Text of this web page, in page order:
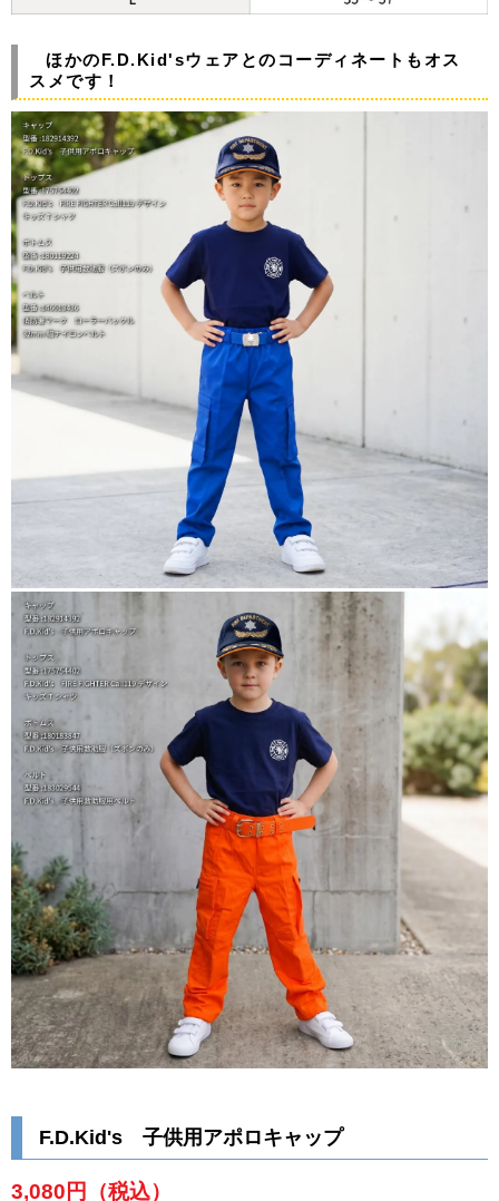
ほかのF.D.Kid'sウェアとのコーディネートもオス
スメです！
F.D.Kid's 子供用アポロキャップ
3,080円 （税込）